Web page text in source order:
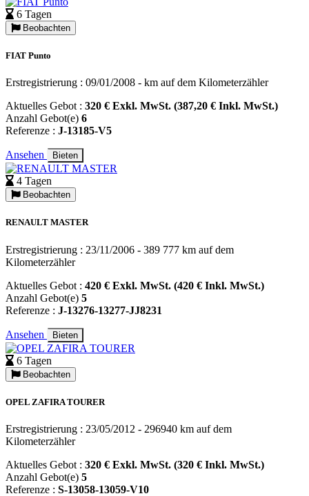
6 Tagen
Beobachten
FIAT Punto
Erstregistrierung : 09/01/2008 - km auf dem Kilometerzähler
Aktuelles Gebot : 320 € Exkl. MwSt. (387,20 € Inkl. MwSt.)
Anzahl Gebot(e) 6
Referenze : J-13185-V5
Ansehen Bieten
4 Tagen
Beobachten
RENAULT MASTER
Erstregistrierung : 23/11/2006 - 389 777 km auf dem
Kilometerzähler
Aktuelles Gebot : 420 € Exkl. MwSt. (420 € Inkl. MwSt.)
Anzahl Gebot(e) 5
Referenze : J-13276-13277-JJ8231
Ansehen Bieten
6 Tagen
Beobachten
OPEL ZAFIRA TOURER
Erstregistrierung : 23/05/2012 - 296940 km auf dem
Kilometerzähler
Aktuelles Gebot : 320 € Exkl. MwSt. (320 € Inkl. MwSt.)
Anzahl Gebot(e) 5
Referenze : S-13058-13059-V10